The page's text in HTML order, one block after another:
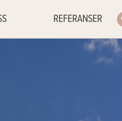
REFERANSER
Referanseliste